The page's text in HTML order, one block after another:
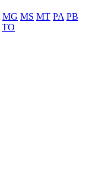
MG MS MT PA PB
TO